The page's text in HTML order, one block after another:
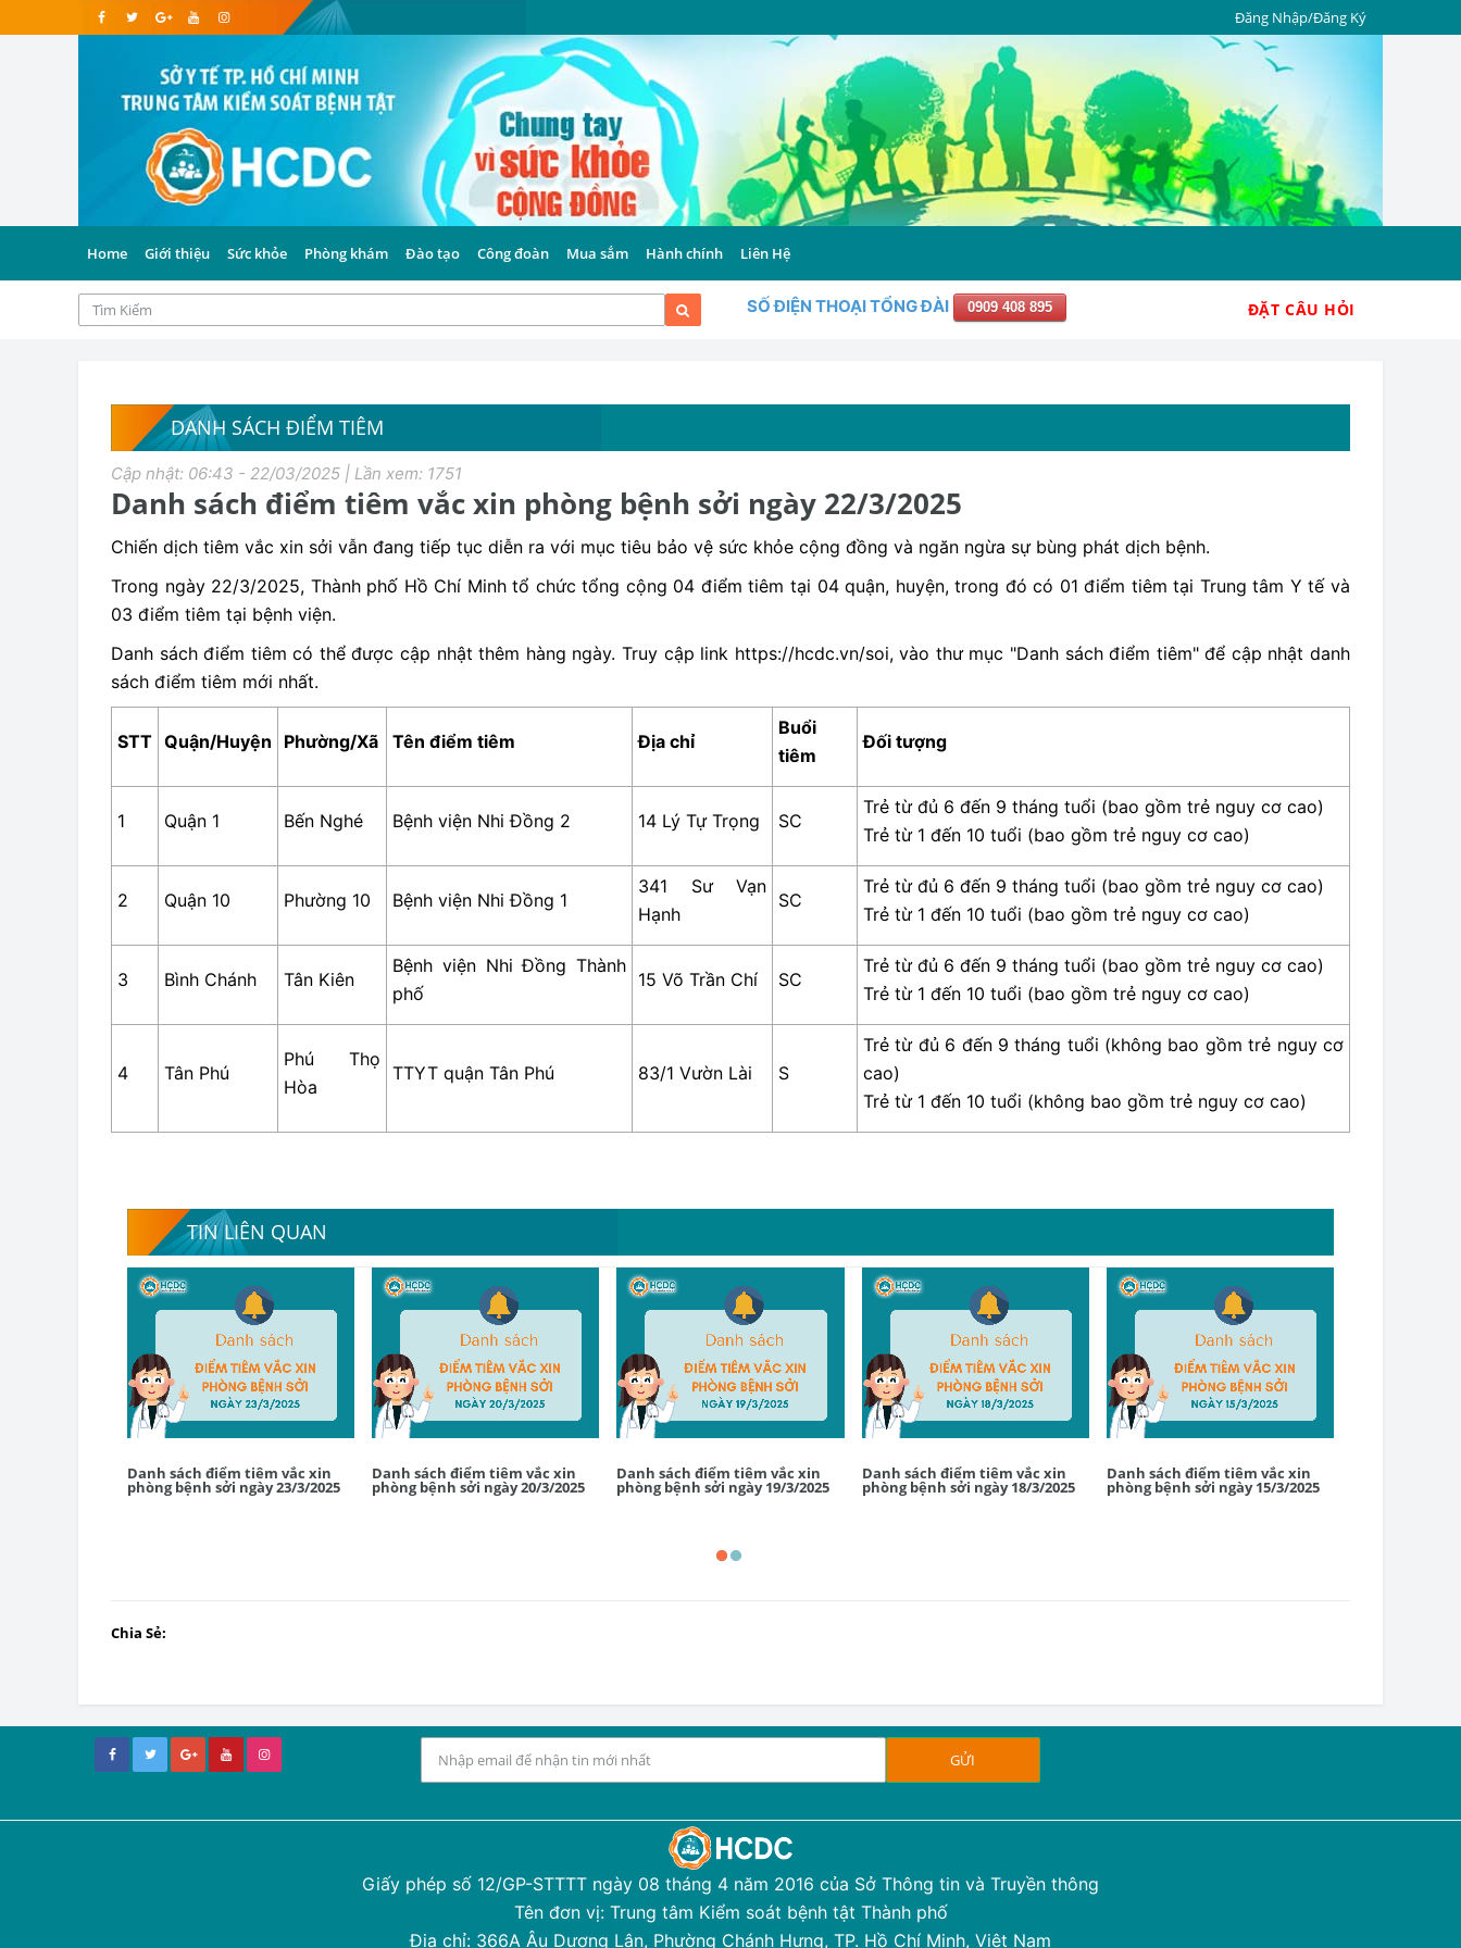
Đăng Nhập/Đăng Ký
Home Giới thiệu Sức khỏe Phòng khám Đào tạo Công đoàn Mua sắm Hành chính Liên Hệ
SỐ ĐIỆN THOẠI TỔNG ĐÀI 0909 408 895 ĐẶT CÂU HỎI
DANH SÁCH ĐIỂM TIÊM
Cập nhật: 06:43 - 22/03/2025 | Lần xem: 1751
Danh sách điểm tiêm vắc xin phòng bệnh sởi ngày 22/3/2025
Chiến dịch tiêm vắc xin sởi vẫn đang tiếp tục diễn ra với mục tiêu bảo vệ sức khỏe cộng đồng và ngăn ngừa sự bùng phát dịch bệnh.
Trong ngày 22/3/2025, Thành phố Hồ Chí Minh tổ chức tổng cộng 04 điểm tiêm tại 04 quận, huyện, trong đó có 01 điểm tiêm tại Trung tâm Y tế và
03 điểm tiêm tại bệnh viện.
Danh sách điểm tiêm có thể được cập nhật thêm hàng ngày. Truy cập link https://hcdc.vn/soi, vào thư mục "Danh sách điểm tiêm" để cập nhật danh
sách điểm tiêm mới nhất.
STT Quận/Huyện Phường/Xã Tên điểm tiêm Địa chỉ
Buổi
tiêm
Đối tượng
1 Quận 1 Bến Nghé Bệnh viện Nhi Đồng 2 14 Lý Tự Trọng SC
Trẻ từ đủ 6 đến 9 tháng tuổi (bao gồm trẻ nguy cơ cao)
Trẻ từ 1 đến 10 tuổi (bao gồm trẻ nguy cơ cao)
2 Quận 10 Phường 10 Bệnh viện Nhi Đồng 1
341 Sư Vạn
Hạnh
SC
Trẻ từ đủ 6 đến 9 tháng tuổi (bao gồm trẻ nguy cơ cao)
Trẻ từ 1 đến 10 tuổi (bao gồm trẻ nguy cơ cao)
3 Bình Chánh Tân Kiên
Bệnh viện Nhi Đồng Thành
phố
15 Võ Trần Chí SC
Trẻ từ đủ 6 đến 9 tháng tuổi (bao gồm trẻ nguy cơ cao)
Trẻ từ 1 đến 10 tuổi (bao gồm trẻ nguy cơ cao)
4 Tân Phú
Phú Thọ
Hòa
TTYT quận Tân Phú 83/1 Vườn Lài S
Trẻ từ đủ 6 đến 9 tháng tuổi (không bao gồm trẻ nguy cơ
cao)
Trẻ từ 1 đến 10 tuổi (không bao gồm trẻ nguy cơ cao)
TIN LIÊN QUAN
Danh sách điểm tiêm vắc xin
phòng bệnh sởi ngày 23/3/2025
Danh sách điểm tiêm vắc xin
phòng bệnh sởi ngày 20/3/2025
Danh sách điểm tiêm vắc xin
phòng bệnh sởi ngày 19/3/2025
Danh sách điểm tiêm vắc xin
phòng bệnh sởi ngày 18/3/2025
Danh sách điểm tiêm vắc xin
phòng bệnh sởi ngày 15/3/2025
Chia Sẻ:
Giấy phép số 12/GP-STTTT ngày 08 tháng 4 năm 2016 của Sở Thông tin và Truyền thông
Tên đơn vị: Trung tâm Kiểm soát bệnh tật Thành phố
Địa chỉ: 366A Âu Dương Lân, Phường Chánh Hưng, TP. Hồ Chí Minh, Việt Nam